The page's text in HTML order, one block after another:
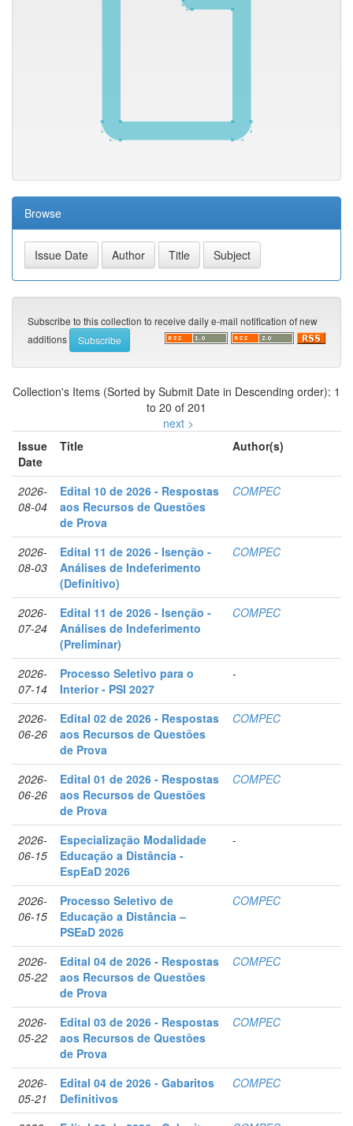
Browse
Subscribe to this collection to receive daily e-mail notification of new
additions
Collection's Items (Sorted by Submit Date in Descending order): 1
to 20 of 201
next >
Issue
Date
Title Author(s)
2026-
08-04
Edital 10 de 2026 - Respostas
aos Recursos de Questões
de Prova
COMPEC
2026-
08-03
Edital 11 de 2026 - Isenção -
Análises de Indeferimento
(Definitivo)
COMPEC
2026-
07-24
Edital 11 de 2026 - Isenção -
Análises de Indeferimento
(Preliminar)
COMPEC
2026-
07-14
Processo Seletivo para o
Interior - PSI 2027
-
2026-
06-26
Edital 02 de 2026 - Respostas
aos Recursos de Questões
de Prova
COMPEC
2026-
06-26
Edital 01 de 2026 - Respostas
aos Recursos de Questões
de Prova
COMPEC
2026-
06-15
Especialização Modalidade
Educação a Distância -
EspEaD 2026
-
2026-
06-15
Processo Seletivo de
Educação a Distância –
PSEaD 2026
COMPEC
2026-
05-22
Edital 04 de 2026 - Respostas
aos Recursos de Questões
de Prova
COMPEC
2026-
05-22
Edital 03 de 2026 - Respostas
aos Recursos de Questões
de Prova
COMPEC
2026-
05-21
Edital 04 de 2026 - Gabaritos
Definitivos
COMPEC